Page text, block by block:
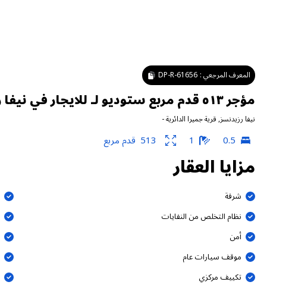
المعرف المرجعي : DP-R-61656
مؤجر ٥١٣ قدم مربع ستوديو لـ للايجار في نيفا رزيدنسز ، قرية جميرا الدائرية
نيفا رزيدنسز,قرية جميرا الدائرية-
0.5
1
513 قدم مربع
مزايا العقار
شرفة
نظام التخلص من النفايات
أمن
موقف سيارات عام
تكييف مركزي